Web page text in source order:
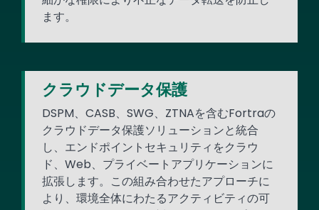
ます。
クラウドデータ保護
DSPM、CASB、SWG、ZTNAを含むFortraの
クラウドデータ保護ソリューションと統合
し、エンドポイントセキュリティをクラウ
ド、Web、プライベートアプリケーションに
拡張します。この組み合わせたアプローチに
より、環境全体にわたるアクティビティの可